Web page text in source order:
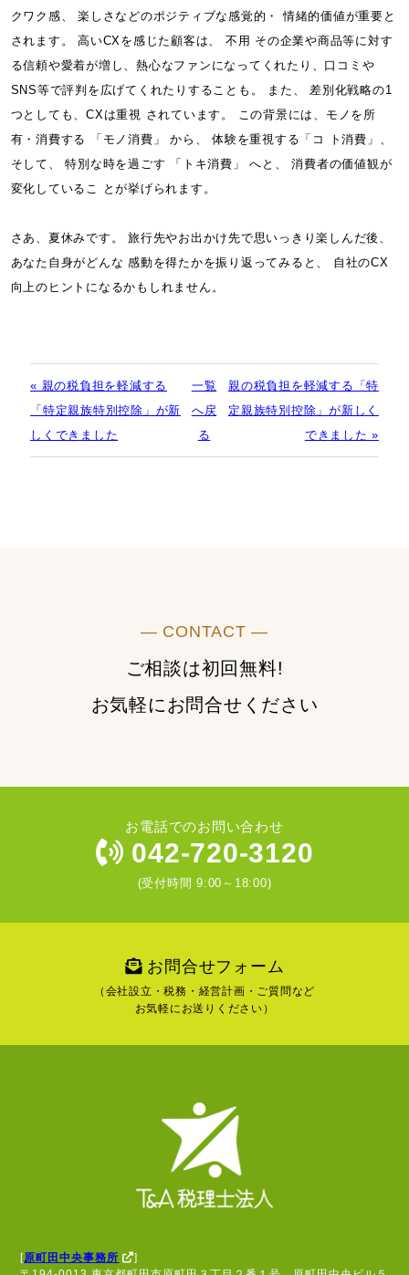
クワク感、 楽しさなどのポジティブな感覚的・ 情緒的価値が重要と
されます。 高いCXを感じた顧客は、 不用 その企業や商品等に対す
る信頼や愛着が増し、 熱心なファンになってくれたり、口コミや
SNS等で評判を広げてくれたりすることも。 また、 差別化戦略の1
つとしても、CXは重視 されています。 この背景には、モノを所
有・消費する 「モノ消費」 から、 体験を重視する「コ ト消費」、
そして、 特別な時を過ごす 「トキ消費」 へと、 消費者の価値観が
変化しているこ とが挙げられます。
さあ、夏休みです。 旅行先やお出かけ先で思いっきり楽しんだ後、
あなた自身がどんな 感動を得たかを振り返ってみると、 自社のCX
向上のヒントになるかもしれません。
« 親の税負担を軽減する
「特定親族特別控除」が新
しくできました
一覧
へ戻
る
親の税負担を軽減する「特
定親族特別控除」が新しく
できました »
― CONTACT ―
ご相談は初回無料!
お気軽にお問合せください
お電話でのお問い合わせ
042-720-3120
(受付時間 9:00～18:00)
お問合せフォーム
（会社設立・税務・経営計画・ご質問など
お気軽にお送りください）
[原町田中央事務所
]